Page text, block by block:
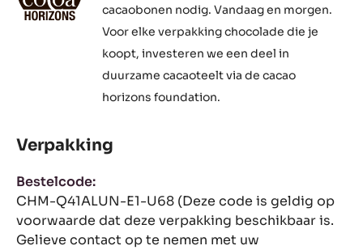
cacaobonen nodig. Vandaag en morgen.
Voor elke verpakking chocolade die je
koopt, investeren we een deel in
duurzame cacaoteelt via de cacao
horizons foundation.
Verpakking
Bestelcode:
CHM-Q41ALUN-E1-U68 (Deze code is geldig op
voorwaarde dat deze verpakking beschikbaar is.
Gelieve contact op te nemen met uw